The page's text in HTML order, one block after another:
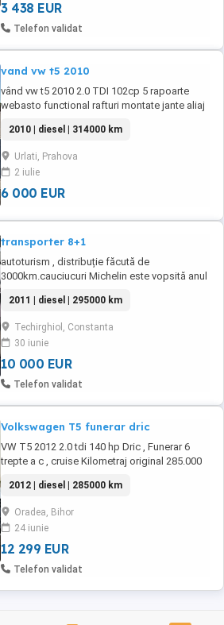
3 438 EUR
Telefon validat
vand vw t5 2010
vând vw t5 2010 2.0 TDI 102cp 5 rapoarte
webasto functional rafturi montate jante aliaj
schimbat Navi cu android și car play
înmatriculată ro cu toate actele valabile și
fiscal schimb doar cu suv maxim 2.0
2010 | diesel | 314000 km
Urlati, Prahova
2 iulie
6 000 EUR
transporter 8+1
autoturism , distribuție făcută de
3000km.cauciucuri Michelin este vopsită anul
2011 | diesel | 295000 km
Techirghiol, Constanta
30 iunie
10 000 EUR
Telefon validat
Volkswagen T5 funerar dric
VW T5 2012 2.0 tdi 140 hp Dric , Funerar 6
trepte a c , cruise Kilometraj original 285.000
2012 | diesel | 285000 km
Oradea, Bihor
24 iunie
12 299 EUR
Telefon validat